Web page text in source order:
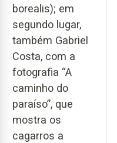
borealis); em
segundo lugar,
também Gabriel
Costa, com a
fotografia “A
caminho do
paraíso”, que
mostra os
cagarros a